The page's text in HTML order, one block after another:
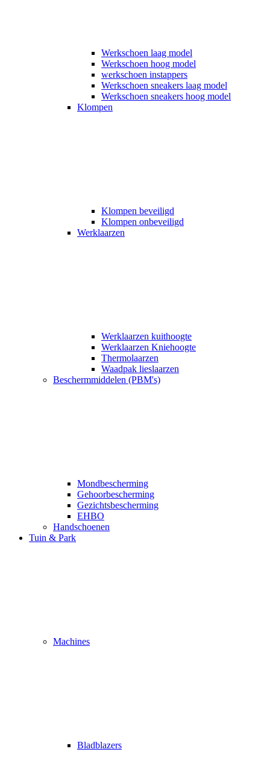
Werkschoen laag model
Werkschoen hoog model
werkschoen instappers
Werkschoen sneakers laag model
Werkschoen sneakers hoog model
Klompen
Klompen beveiligd
Klompen onbeveiligd
Werklaarzen
Werklaarzen kuithoogte
Werklaarzen Kniehoogte
Thermolaarzen
Waadpak lieslaarzen
Beschermmiddelen (PBM's)
Mondbescherming
Gehoorbescherming
Gezichtsbescherming
EHBO
Handschoenen
Tuin & Park
Machines
Bladblazers